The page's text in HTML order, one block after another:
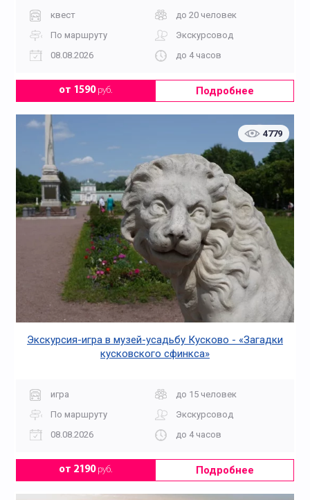
квест
до 20 человек
По маршруту
Экскурсовод
08.08.2026
до 4 часов
от 1590руб. Подробнее
4779
Экскурсия-игра в музей-усадьбу Кусково - «Загадки
кусковского сфинкса»
игра
до 15 человек
По маршруту
Экскурсовод
08.08.2026
до 4 часов
от 2190руб. Подробнее